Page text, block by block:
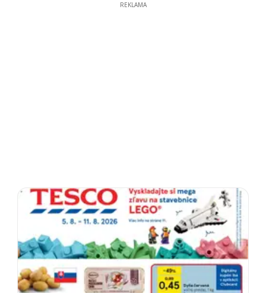
REKLAMA